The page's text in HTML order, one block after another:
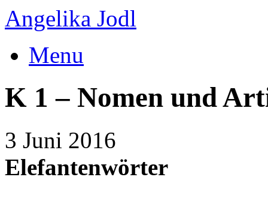
Angelika Jodl
Menu
K 1 – Nomen und
3 Juni 2016
Elefantenwörter